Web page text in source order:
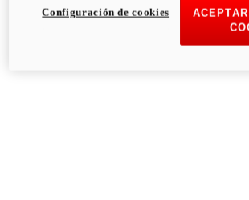
Configuración de cookies